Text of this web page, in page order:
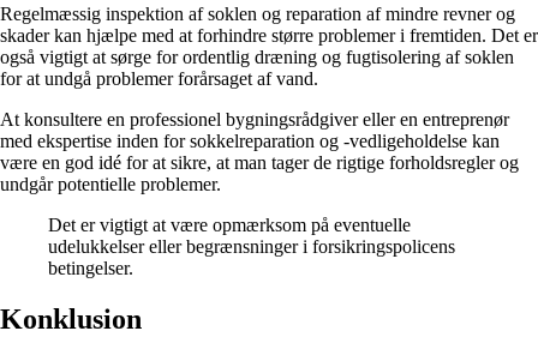
Regelmæssig inspektion af soklen og reparation af mindre revner og
skader kan hjælpe med at forhindre større problemer i fremtiden. Det er
også vigtigt at sørge for ordentlig dræning og fugtisolering af soklen
for at undgå problemer forårsaget af vand.
At konsultere en professionel bygningsrådgiver eller en entreprenør
med ekspertise inden for sokkelreparation og -vedligeholdelse kan
være en god idé for at sikre, at man tager de rigtige forholdsregler og
undgår potentielle problemer.
Det er vigtigt at være opmærksom på eventuelle
udelukkelser eller begrænsninger i forsikringspolicens
betingelser.
Konklusion